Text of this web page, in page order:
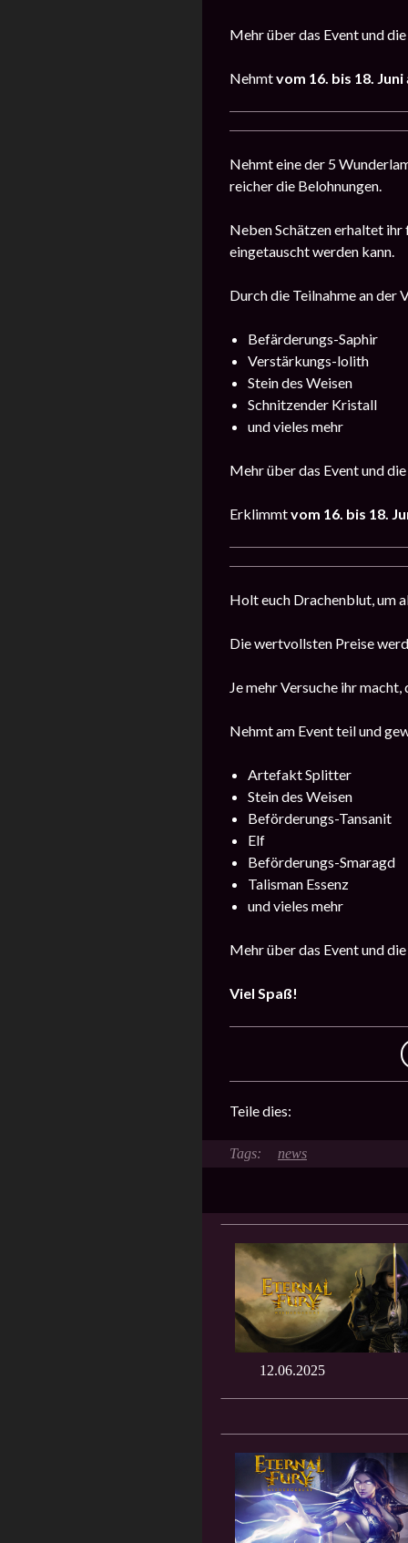
Mehr über das Event und
Nehmtvom 16. bis 18. Juni
Nehmt eine der 5
reicher die Belohnungen.
Neben Schätzen erhaltet ihr
eingetauscht werden kann.
Durch die Teilnahme an der
Befärderungs-Saphir
Verstärkungs-lolith
Stein des Weisen
Schnitzender Kristall
und vieles mehr
Mehr über das Event und
Erklimmtvom 16. bis 18.
Holt euch Drachenblut, um
Die wertvollsten Preise
Je mehr Versuche ihr
Nehmt am Event teil und
Artefakt Splitter
Stein des Weisen
Beförderungs-Tansanit
Elf
Beförderungs-Smaragd
Talisman Essenz
und vieles mehr
Mehr über das Event und
Viel Spaß!
Teile dies:
news
12.06.2025